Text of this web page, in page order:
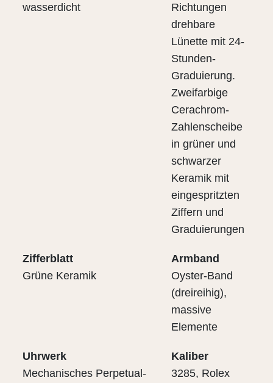
wasserdicht
Richtungen
drehbare
Lünette mit 24-
Stunden-
Graduierung.
Zweifarbige
Cerachrom-
Zahlenscheibe
in grüner und
schwarzer
Keramik mit
eingespritzten
Ziffern und
Graduierungen
Zifferblatt
Grüne Keramik
Armband
Oyster-Band
(dreireihig),
massive
Elemente
Uhrwerk
Mechanisches Perpetual-
Kaliber
3285, Rolex